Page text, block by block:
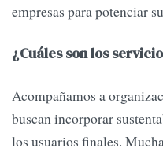
empresas para potenciar
¿Cuáles son los
Acompañamos a
buscan incorporar
los usuarios finales.